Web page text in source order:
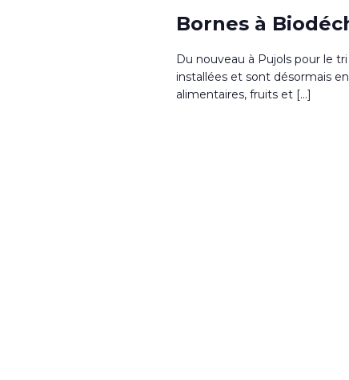
Bornes à
Du nouveau à Pujols pour le
installées et sont désormais
alimentaires, fruits et […]